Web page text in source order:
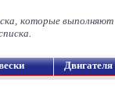
которые
Двигателя